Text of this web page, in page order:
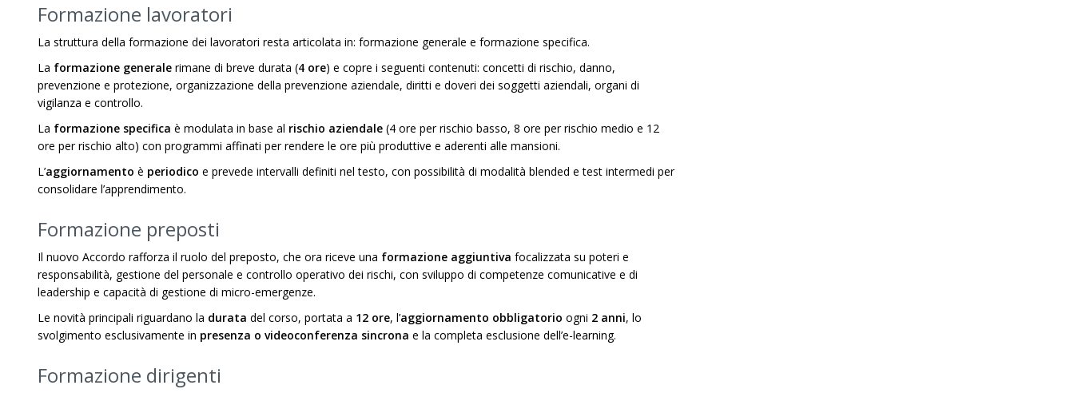
Formazione lavoratori
La struttura della formazione dei lavoratori resta articolata in: formazione generale e formazione specifica.
La formazione generale rimane di breve durata (4 ore) e copre i seguenti contenuti: concetti di rischio, danno,
prevenzione e protezione, organizzazione della prevenzione aziendale, diritti e doveri dei soggetti aziendali, organi di
vigilanza e controllo.
La formazione specifica è modulata in base al rischio aziendale (4 ore per rischio basso, 8 ore per rischio medio e 12
ore per rischio alto) con programmi affinati per rendere le ore più produttive e aderenti alle mansioni.
L’aggiornamento è periodico e prevede intervalli definiti nel testo, con possibilità di modalità blended e test intermedi per
consolidare l’apprendimento.
Formazione preposti
Il nuovo Accordo rafforza il ruolo del preposto, che ora riceve una formazione aggiuntiva focalizzata su poteri e
responsabilità, gestione del personale e controllo operativo dei rischi, con sviluppo di competenze comunicative e di
leadership e capacità di gestione di micro-emergenze.
Le novità principali riguardano la durata del corso, portata a 12 ore, l’aggiornamento obbligatorio ogni 2 anni, lo
svolgimento esclusivamente in presenza o videoconferenza sincrona e la completa esclusione dell’e-learning.
Formazione dirigenti